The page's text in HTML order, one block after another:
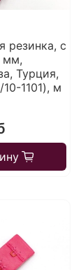
резинка, с
мм,
Турция,
1101), м